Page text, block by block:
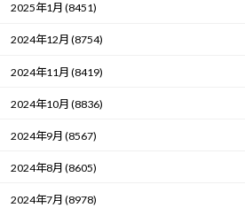
2025年1月 (8451)
2024年12月 (8754)
2024年11月 (8419)
2024年10月 (8836)
2024年9月 (8567)
2024年8月 (8605)
2024年7月 (8978)